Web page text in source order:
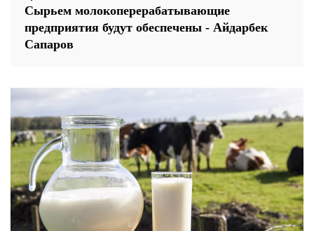
Сырьем молокоперерабатывающие
предприятия будут обеспечены - Айдарбек
Сапаров